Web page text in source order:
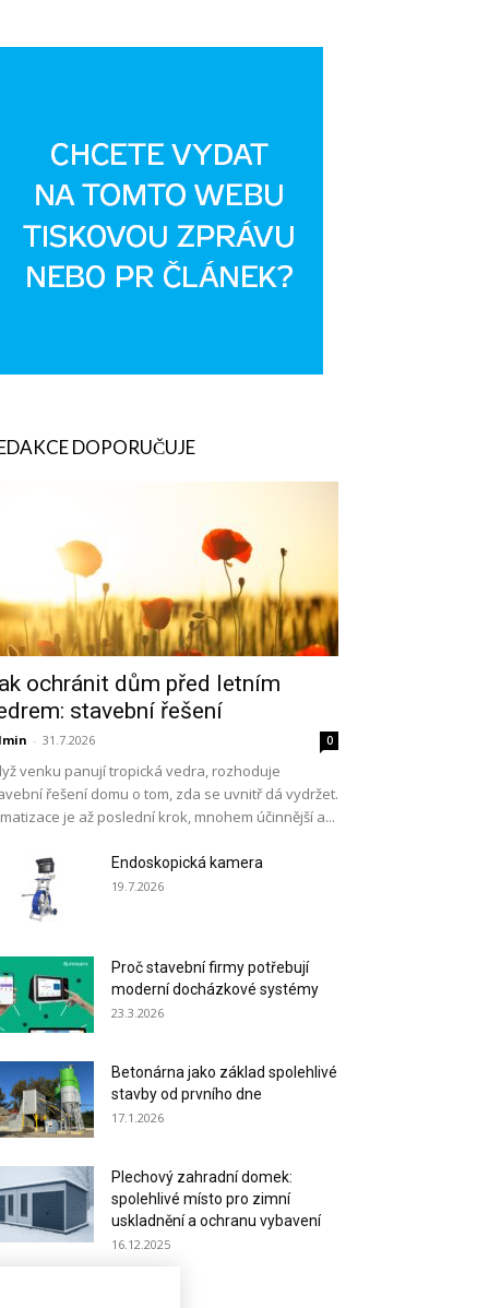
DOPORUČUJE
ochránit dům před letním
stavební řešení
- 31.7.2026 0
venku panují tropická vedra, rozhoduje
řešení domu o tom, zda se uvnitř dá vydržet.
je až poslední krok, mnohem účinnější a...
Endoskopická kamera
19.7.2026
Proč stavební firmy potřebují
moderní docházkové systémy
23.3.2026
Betonárna jako základ spolehlivé
stavby od prvního dne
17.1.2026
Plechový zahradní domek:
spolehlivé místo pro zimní
uskladnění a ochranu vybavení
16.12.2025